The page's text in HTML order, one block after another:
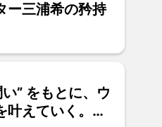
ー三浦希の矜持
” をもとに、ウ
叶えていく。｜